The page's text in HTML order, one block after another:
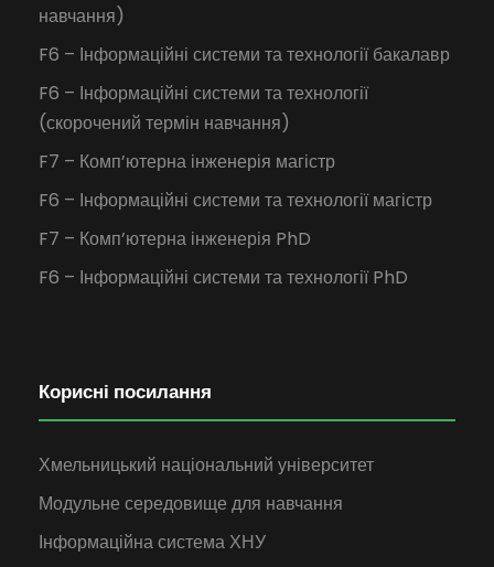
навчання)
F6 – Інформаційні системи та технології бакалавр
F6 – Інформаційні системи та технології
(скорочений термін навчання)
F7 – Комп’ютерна інженерія магістр
F6 – Інформаційні системи та технології магістр
F7 – Комп’ютерна інженерія PhD
F6 – Інформаційні системи та технології PhD
Корисні посилання
Хмельницький національний університет
Модульне середовище для навчання
Інформаційна система ХНУ